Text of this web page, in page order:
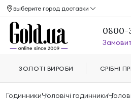
ГодинникиЧоловічі годинники
выберите город доставки
0800-
ЗОЛОТІ ВИРОБИ СРІБНІ